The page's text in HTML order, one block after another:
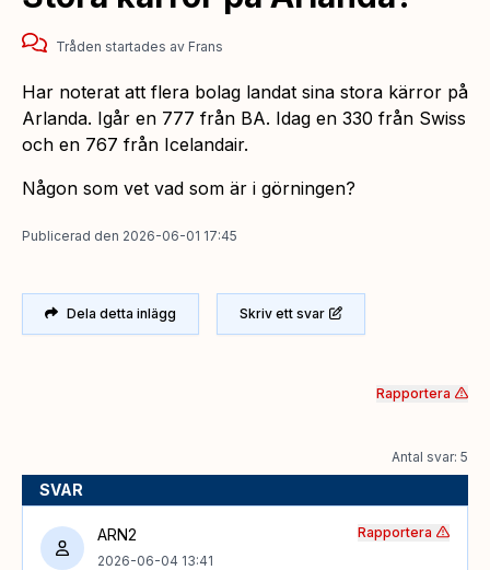
Tråden startades av Frans
Har noterat att flera bolag landat sina stora kärror på
Arlanda. Igår en 777 från BA. Idag en 330 från Swiss
och en 767 från Icelandair.
Någon som vet vad som är i görningen?
Publicerad den 2026-06-01 17:45
Dela detta inlägg Skriv ett svar
Rapportera
Antal svar: 5
SVAR
ARN2
2026-06-04 13:41
Rapportera